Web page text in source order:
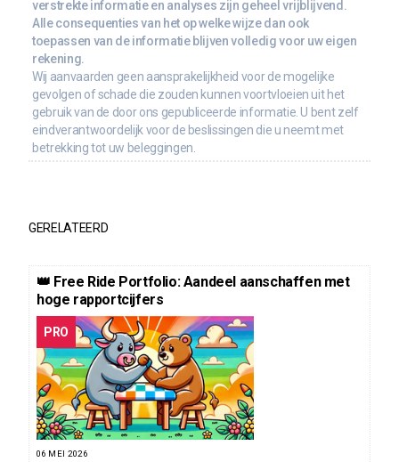
verstrekte informatie en analyses zijn geheel vrijblijvend.
Alle consequenties van het op welke wijze dan ook
toepassen van de informatie blijven volledig voor uw eigen
rekening.
Wij aanvaarden geen aansprakelijkheid voor de mogelijke
gevolgen of schade die zouden kunnen voortvloeien uit het
gebruik van de door ons gepubliceerde informatie. U bent zelf
eindverantwoordelijk voor de beslissingen die u neemt met
betrekking tot uw beleggingen.
GERELATEERD
👑 Free Ride Portfolio: Aandeel aanschaffen met
hoge rapportcijfers
PRO
06 MEI 2026